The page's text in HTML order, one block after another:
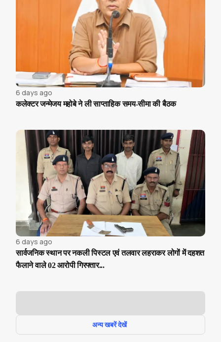
6 days ago
कलेक्टर जन्मेजय महोबे ने ली साप्ताहिक समय-सीमा की बैठक
6 days ago
सार्वजनिक स्थान पर नकली पिस्टल एवं तलवार लहराकर लोगों में दहशत
फैलाने वाले 02 आरोपी गिरफ्तार...
अन्य खबरें देखें